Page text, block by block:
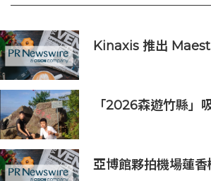
Kinaxis 推出
「2026森遊竹縣」
亞博館夥拍機場蓮